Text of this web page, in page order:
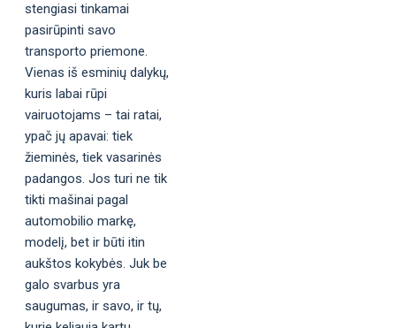
stengiasi tinkamai
pasirūpinti savo
transporto priemone.
Vienas iš esminių dalykų,
kuris labai rūpi
vairuotojams – tai ratai,
ypač jų apavai: tiek
žieminės, tiek vasarinės
padangos. Jos turi ne tik
tikti mašinai pagal
automobilio markę,
modelį, bet ir būti itin
aukštos kokybės. Juk be
galo svarbus yra
saugumas, ir savo, ir tų,